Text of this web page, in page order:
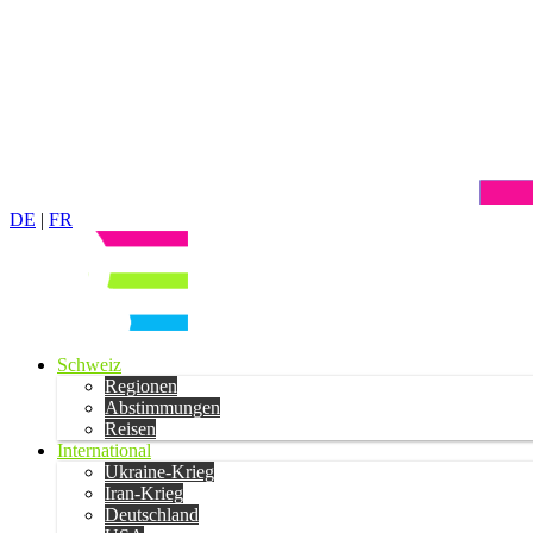
DE | FR
Schweiz
Regionen
Abstimmungen
Reisen
International
Ukraine-Krieg
Iran-Krieg
Deutschland